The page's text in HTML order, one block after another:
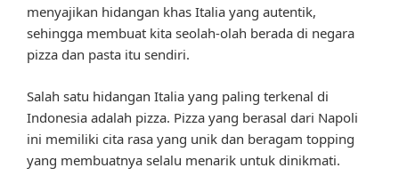
menyajikan hidangan khas Italia yang autentik,
sehingga membuat kita seolah-olah berada di negara
pizza dan pasta itu sendiri.
Salah satu hidangan Italia yang paling terkenal di
Indonesia adalah pizza. Pizza yang berasal dari Napoli
ini memiliki cita rasa yang unik dan beragam topping
yang membuatnya selalu menarik untuk dinikmati.